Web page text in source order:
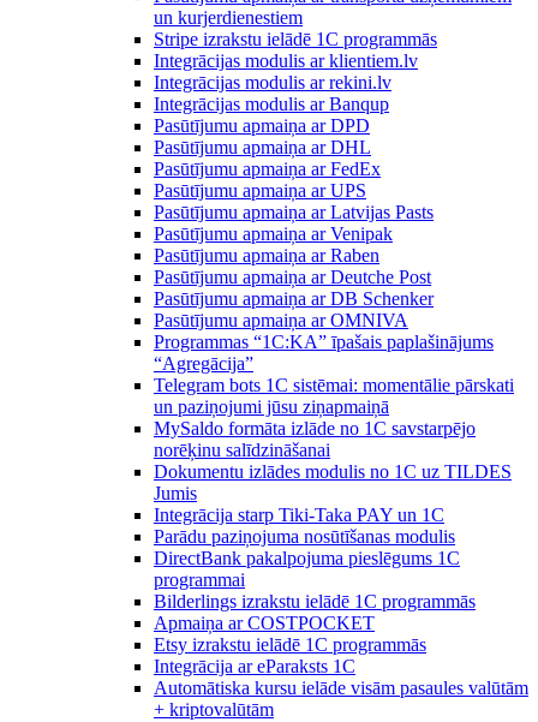
un kurjerdienestiem
Stripe izrakstu ielādē 1C programmās
Integrācijas modulis ar klientiem.lv
Integrācijas modulis ar rekini.lv
Integrācijas modulis ar Banqup
Pasūtījumu apmaiņa ar DPD
Pasūtījumu apmaiņa ar DHL
Pasūtījumu apmaiņa ar FedEx
Pasūtījumu apmaiņa ar UPS
Pasūtījumu apmaiņa ar Latvijas Pasts
Pasūtījumu apmaiņa ar Venipak
Pasūtījumu apmaiņa ar Raben
Pasūtījumu apmaiņa ar Deutche Post
Pasūtījumu apmaiņa ar DB Schenker
Pasūtījumu apmaiņa ar OMNIVA
Programmas “1C:KA” īpašais paplašinājums
“Agregācija”
Telegram bots 1C sistēmai: momentālie pārskati
un paziņojumi jūsu ziņapmaiņā
MySaldo formāta izlāde no 1C savstarpējo
norēķinu salīdzināšanai
Dokumentu izlādes modulis no 1C uz TILDES
Jumis
Integrācija starp Tiki-Taka PAY un 1C
Parādu paziņojuma nosūtīšanas modulis
DirectBank pakalpojuma pieslēgums 1C
programmai
Bilderlings izrakstu ielādē 1C programmās
Apmaiņa ar COSTPOCKET
Etsy izrakstu ielādē 1C programmās
Integrācija ar eParaksts 1C
Automātiska kursu ielāde visām pasaules valūtām
+ kriptovalūtām